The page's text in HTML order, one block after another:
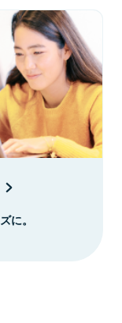
に。